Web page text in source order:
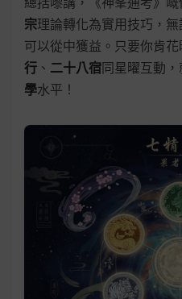
宗理論轉化為實用技巧，
可以從中獲益。只要你肯
行 、 二十八宿同星曜互動
學水平！